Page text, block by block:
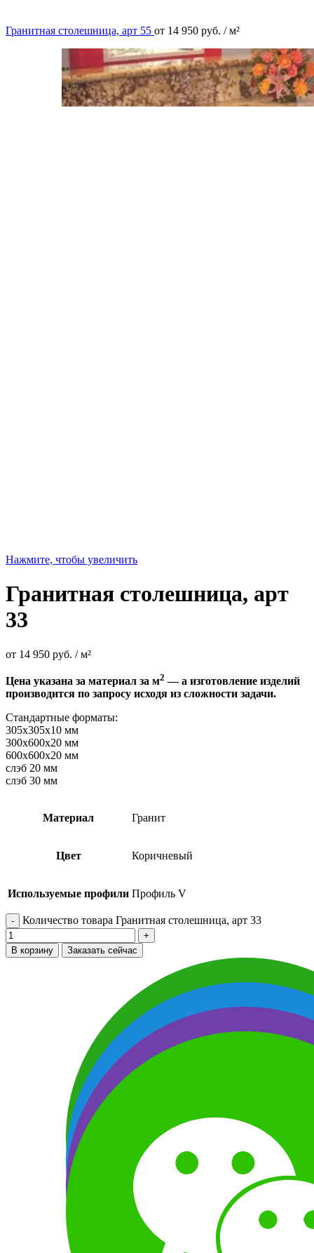
Гранитная столешница, арт 55 от 14 950 руб. / м²
Нажмите, чтобы увеличить
Гранитная столешница, арт
33
от 14 950 руб. / м²
Цена указана за материал за м2 — а изготовление изделий
производится по запросу исходя из сложности задачи.
Стандартные форматы:
305х305х10 мм
300х600х20 мм
600х600х20 мм
слэб 20 мм
слэб 30 мм
Материал Гранит
Цвет Коричневый
Используемые профили Профиль V
Количество товара Гранитная столешница, арт 33
В корзину Заказать сейчас